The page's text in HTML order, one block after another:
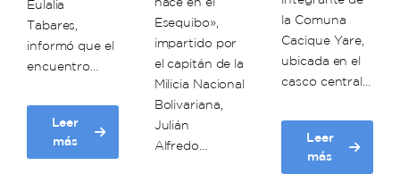
Eulalia
Tabares,
informó que el
encuentro…
Leer
más
about
Unacom
Esequibo»,
impartido por
el capitán de la
Milicia Nacional
Bolivariana,
Julián
Alfredo…
la Comuna
Cacique Yare,
ubicada en el
casco central…
Leer
más
about
Comuneros